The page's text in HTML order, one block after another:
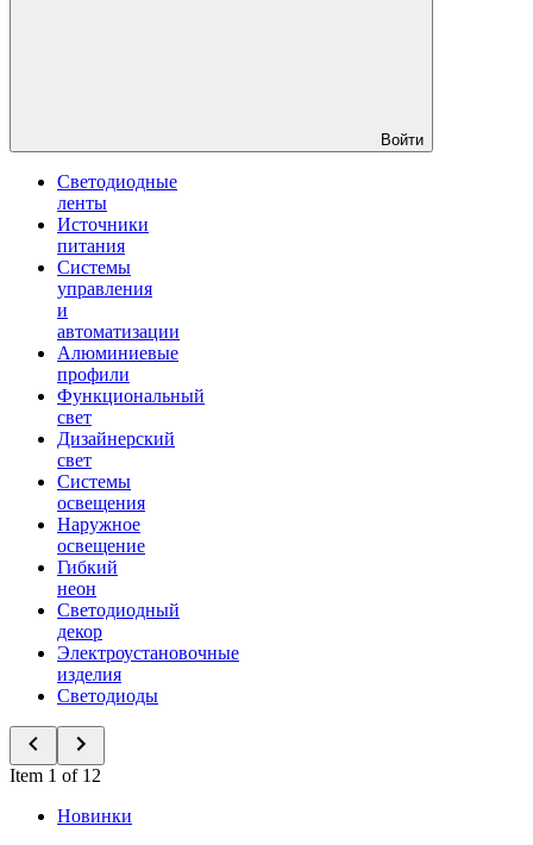
Войти
Светодиодные
ленты
Источники
питания
Системы
управления
и
автоматизации
Алюминиевые
профили
Функциональный
свет
Дизайнерский
свет
Системы
освещения
Наружное
освещение
Гибкий
неон
Светодиодный
декор
Электроустановочные
изделия
Светодиоды
Item 1 of 12
Новинки